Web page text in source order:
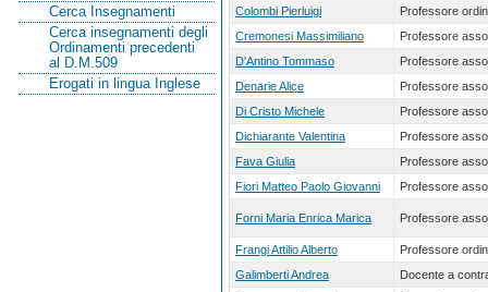
Cerca Insegnamenti
Cerca insegnamenti degli
Ordinamenti precedenti
al D.M.509
Erogati in lingua Inglese
Colombi Pierluigi
Professore
Cremonesi Massimiliano
Professore
D'Antino Tommaso
Professore
Denarie Alice
Professore
Di Cristo Michele
Professore
Dichiarante Valentina
Professore
Fava Giulia
Professore
Fiori Matteo Paolo Giovanni
Professore
Forni Maria Enrica Marica Professore
Frangi Attilio Alberto
Professore
Galimberti Andrea
Docente a